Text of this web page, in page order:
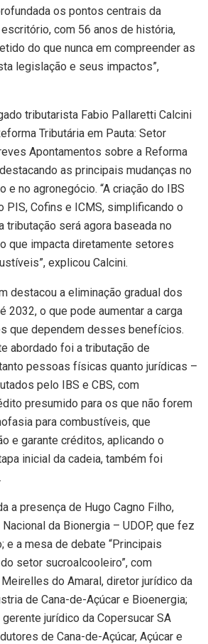
os pontos centrais da
com 56 anos de história,
do que nunca em compreender as
legislação e seus impactos”,
tributarista Fabio Pallaretti Calcini
Tributária em Pauta: Setor
Apontamentos sobre a Reforma
as principais mudanças no
e no agronegócio. “A criação do IBS
PIS, Cofins e ICMS, simplificando o
tributação será agora baseada no
que impacta diretamente setores
explicou Calcini.
destacou a eliminação gradual dos
2032, o que pode aumentar a carga
que dependem desses benefícios.
abordado foi a tributação de
pessoas físicas quanto jurídicas –
pelo IBS e CBS, com
presumido para os que não forem
para combustíveis, que
e garante créditos, aplicando o
inicial da cadeia, também foi
a presença de Hugo Cagno Filho,
da Bionergia – UDOP, que fez
e a mesa de debate “Principais
setor sucroalcooleiro”, com
do Amaral, diretor jurídico da
de Cana-de-Açúcar e Bioenergia;
jurídico da Copersucar SA
de Cana-de-Açúcar, Açúcar e